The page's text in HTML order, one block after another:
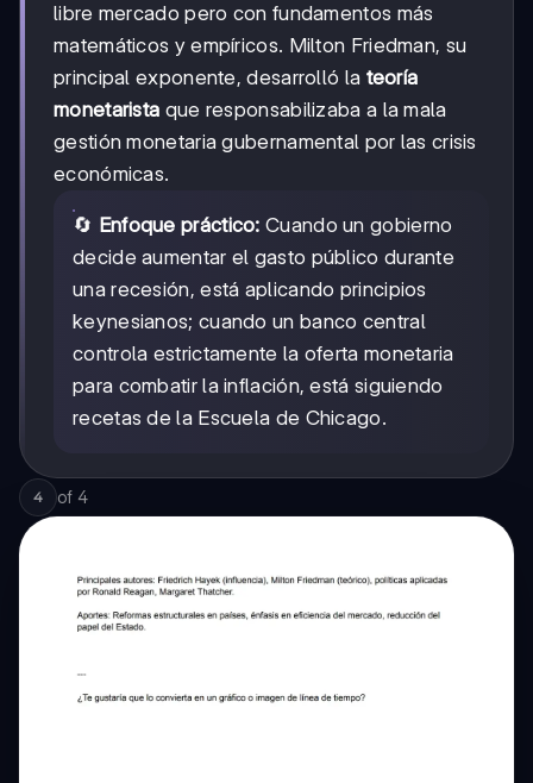
libre mercado pero con fundamentos más
matemáticos y empíricos. Milton Friedman, su
principal exponente, desarrolló la teoría
monetarista que responsabilizaba a la mala
gestión monetaria gubernamental por las crisis
económicas.
🔄 Enfoque práctico: Cuando un gobierno
decide aumentar el gasto público durante
una recesión, está aplicando principios
keynesianos; cuando un banco central
controla estrictamente la oferta monetaria
para combatir la inflación, está siguiendo
recetas de la Escuela de Chicago.
4 of 4